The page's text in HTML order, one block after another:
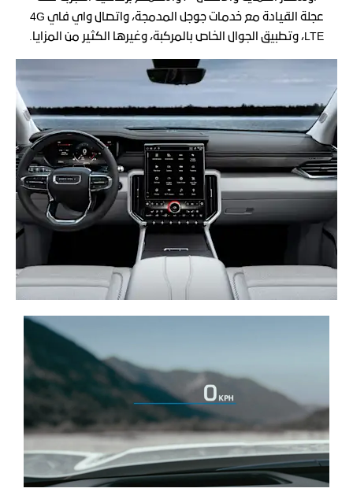
عجلة القيادة مع خدمات جوجل المدمجة، واتصال واي فاي 4G
LTE، وتطبيق الجوال الخاص بالمركبة، وغيرها الكثير من المزايا.